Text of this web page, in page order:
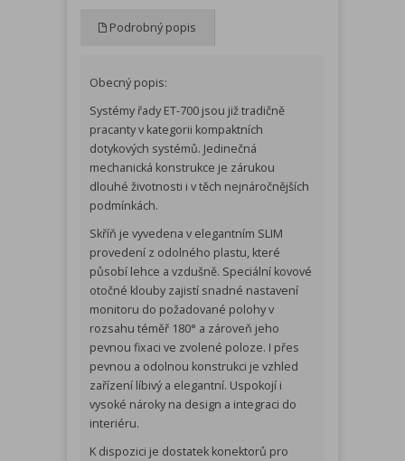
Podrobný popis
Obecný popis:
Systémy řady ET-700 jsou již tradičně
pracanty v kategorii kompaktních
dotykových systémů. Jedinečná
mechanická konstrukce je zárukou
dlouhé životnosti i v těch nejnáročnějších
podmínkách.
Skříň je vyvedena v elegantním SLIM
provedení z odolného plastu, které
působí lehce a vzdušně. Speciální kovové
otočné klouby zajistí snadné nastavení
monitoru do požadované polohy v
rozsahu téměř 180° a zároveň jeho
pevnou fixaci ve zvolené poloze. I přes
pevnou a odolnou konstrukci je vzhled
zařízení líbivý a elegantní. Uspokojí i
vysoké nároky na design a integraci do
interiéru.
K dispozici je dostatek konektorů pro